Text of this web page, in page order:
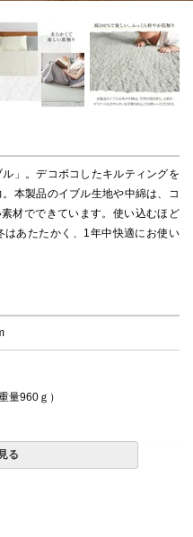
」。デコボコしたキルティングを
本製品のイブル生地や中綿は、コ
材でできています。使い込むほど
はあたたかく、1年中快適にお使い
量960ｇ）
国で製造しています）
る